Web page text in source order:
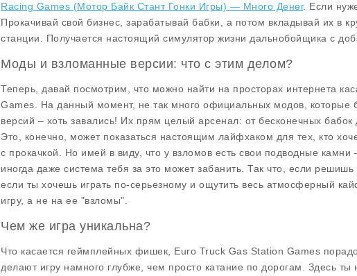
Racing Games (Мотор Байк Стант Гонки Игры) — Много Денег. Если
Прокачивай свой бизнес, зарабатывай бабки, а потом вкладывай их в
станции. Получается настоящий симулятор жизни дальнобойщика с
Моды и взломанные версии: что с этим делом?
Теперь, давай посмотрим, что можно найти на просторах интернета
Games. На данный момент, не так много официальных модов, которые
версий – хоть завались! Их прям целый арсенал: от бесконечных бабок
Это, конечно, может показаться настоящим лайфхаком для тех, кто
с прокачкой. Но имей в виду, что у взломов есть свои подводные камни
иногда даже система тебя за это может забанить. Так что, если
если ты хочешь играть по-серьезному и ощутить весь атмосферный
игру, а не на ее "взломы".
Чем же игра уникальна?
Что касается геймплейных фишек, Euro Truck Gas Station Games
делают игру намного глубже, чем просто катание по дорогам. Здесь